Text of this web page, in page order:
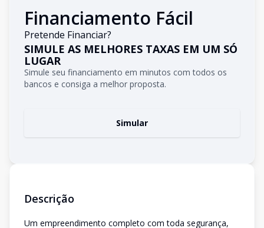
Financiamento Fácil
Pretende Financiar?
SIMULE AS MELHORES TAXAS EM UM SÓ
LUGAR
Simule seu financiamento em minutos com todos os
bancos e consiga a melhor proposta.
Simular
Descrição
Um empreendimento completo com toda segurança,